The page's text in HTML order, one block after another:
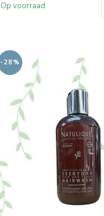
Op voorraad
-28%